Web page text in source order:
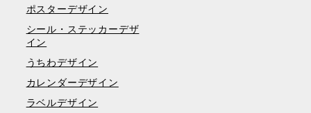
ポスターデザイン
シール・ステッカーデザ
イン
うちわデザイン
カレンダーデザイン
ラベルデザイン